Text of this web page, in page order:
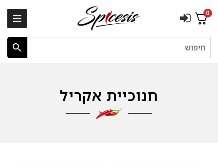
0
חיפוש
חנוכיית אקריל